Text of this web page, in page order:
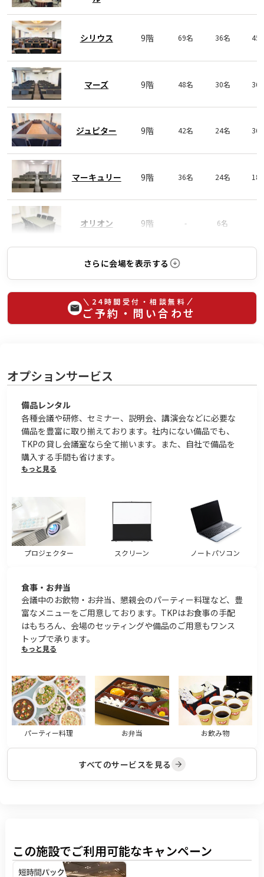
シリウス 9階 69名 36名 45
マーズ 9階 48名 30名 36
ジュピター 9階 42名 24名 36
マーキュリー 9階 36名 24名 18
オリオン 9階 - 6名
さらに会場を表示する
24時間受付・相談無料
ご予約・問い合わせ
オプションサービス
備品レンタル
各種会議や研修、セミナー、説明会、講演会などに必要な
備品を豊富に取り揃えております。社内にない備品でも、
TKPの貸し会議室なら全て揃います。また、自社で備品を
購入する手間も省けます。
もっと見る
プロジェクター スクリーン ノートパソコン
食事・お弁当
会議中のお飲物・お弁当、懇親会のパーティー料理など、豊
富なメニューをご用意しております。TKPはお食事の手配
はもちろん、会場のセッティングや備品のご用意もワンス
トップで承ります。
もっと見る
パーティー料理 お弁当 お飲み物
すべてのサービスを見る
この施設でご利用可能なキャンペーン